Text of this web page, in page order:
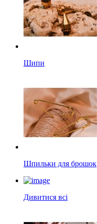
Шипи
Шпильки для брошок
Дивитися всі